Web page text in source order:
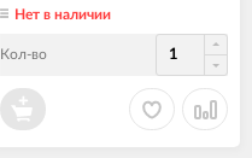
Нет в наличии
Кол-во